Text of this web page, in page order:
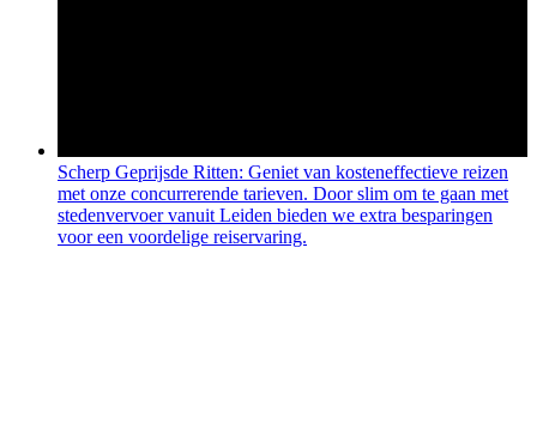
Scherp Geprijsde Ritten: Geniet van kosteneffectieve reizen
met onze concurrerende tarieven. Door slim om te gaan met
stedenvervoer vanuit Leiden bieden we extra besparingen
voor een voordelige reiservaring.